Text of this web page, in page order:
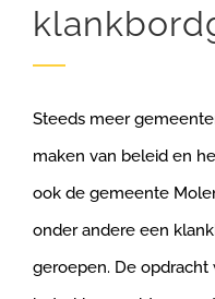
Steeds meer
maken van beleid en
ook de gemeente
onder andere een
geroepen. De